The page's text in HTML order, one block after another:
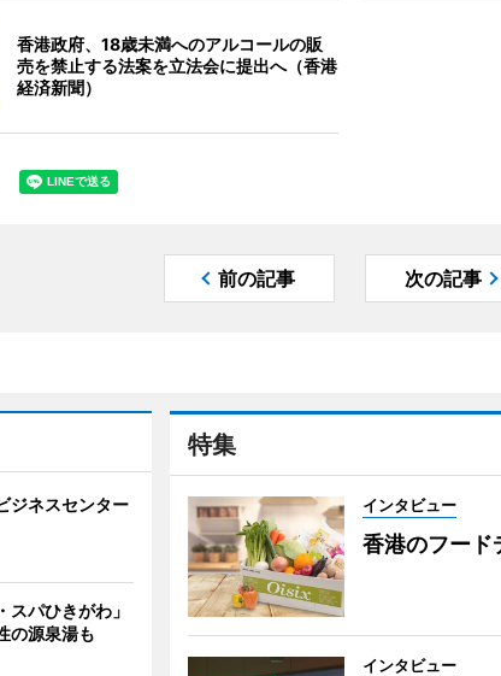
香港政府、18歳未満へのアルコールの販
売を禁止する法案を立法会に提出へ（香港
経済新聞）
前の記事 次の記事
特集
インタビュー
香港のフー
インタビュー
ジネスセンター
スパひきがわ」
の源泉湯も